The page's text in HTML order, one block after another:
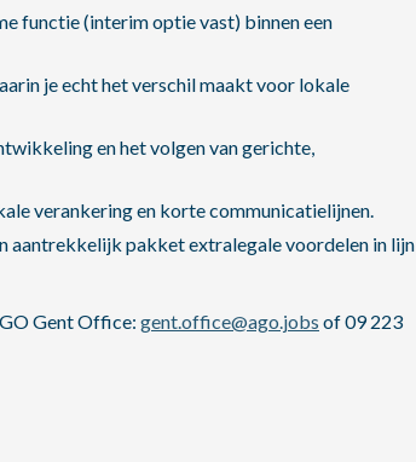
functie (interim optie vast) binnen een
je echt het verschil maakt voor lokale
en het volgen van gerichte,
verankering en korte communicatielijnen.
aantrekkelijk pakket extralegale voordelen in lijn
Gent Office: gent.office@ago.jobs of 09 223